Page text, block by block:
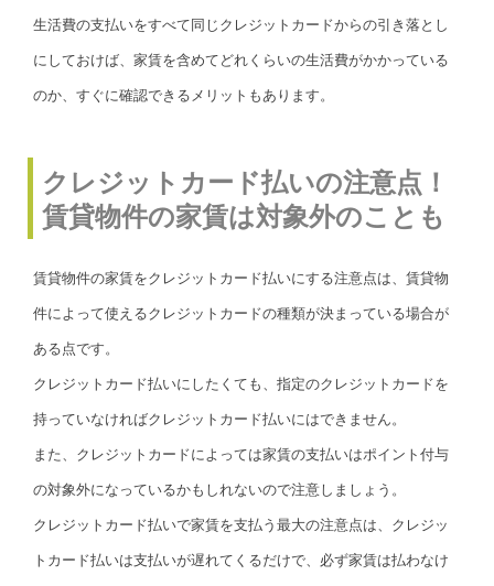
生活費の支払いをすべて同じクレジットカードからの引き落とし
にしておけば、家賃を含めてどれくらいの生活費がかかっている
のか、すぐに確認できるメリットもあります。
クレジットカード払いの注意点！
賃貸物件の家賃は対象外のことも
賃貸物件の家賃をクレジットカード払いにする注意点は、賃貸物
件によって使えるクレジットカードの種類が決まっている場合が
ある点です。
クレジットカード払いにしたくても、指定のクレジットカードを
持っていなければクレジットカード払いにはできません。
また、クレジットカードによっては家賃の支払いはポイント付与
の対象外になっているかもしれないので注意しましょう。
クレジットカード払いで家賃を支払う最大の注意点は、クレジッ
トカード払いは支払いが遅れてくるだけで、必ず家賃は払わなけ